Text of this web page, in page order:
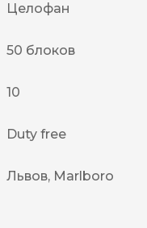
Целофан
50 блоков
10
Duty free
Львов, Marlboro